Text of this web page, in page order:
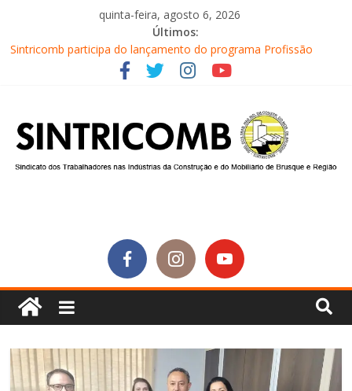
quinta-feira, agosto 6, 2026
Últimos:
Sintricomb participa do lançamento do programa Profissão
Construir em Brusque
Equipe do SINTRICOMB realiza mais uma edição do Café na
Conselho Fiscal do SINTRICOMB realiza avaliação das contas do
sindicato
Diretores do SINTRICOMB são eleitos para a direção da Nova
Central Sindical de SC